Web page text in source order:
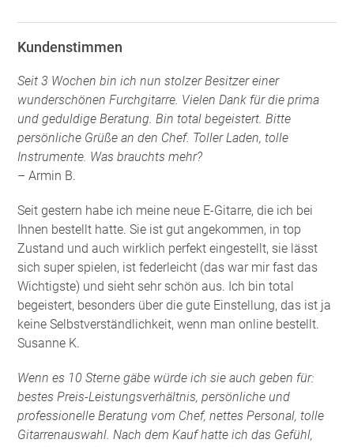
Kundenstimmen
Seit 3 Wochen bin ich nun stolzer Besitzer einer
wunderschönen Furchgitarre. Vielen Dank für die prima
und geduldige Beratung. Bin total begeistert. Bitte
persönliche Grüße an den Chef. Toller Laden, tolle
Instrumente. Was brauchts mehr?
– Armin B.
Seit gestern habe ich meine neue E-Gitarre, die ich bei
Ihnen bestellt hatte. Sie ist gut angekommen, in top
Zustand und auch wirklich perfekt eingestellt, sie lässt
sich super spielen, ist federleicht (das war mir fast das
Wichtigste) und sieht sehr schön aus. Ich bin total
begeistert, besonders über die gute Einstellung, das ist ja
keine Selbstverständlichkeit, wenn man online bestellt.
Susanne K.
Wenn es 10 Sterne gäbe würde ich sie auch geben für:
bestes Preis-Leistungsverhältnis, persönliche und
professionelle Beratung vom Chef, nettes Personal, tolle
Gitarrenauswahl. Nach dem Kauf hatte ich das Gefühl,